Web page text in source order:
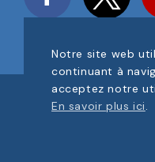
COPYRIGHT © 2025
Notre site web
continuant à
acceptez notre
En savoir plus ici.